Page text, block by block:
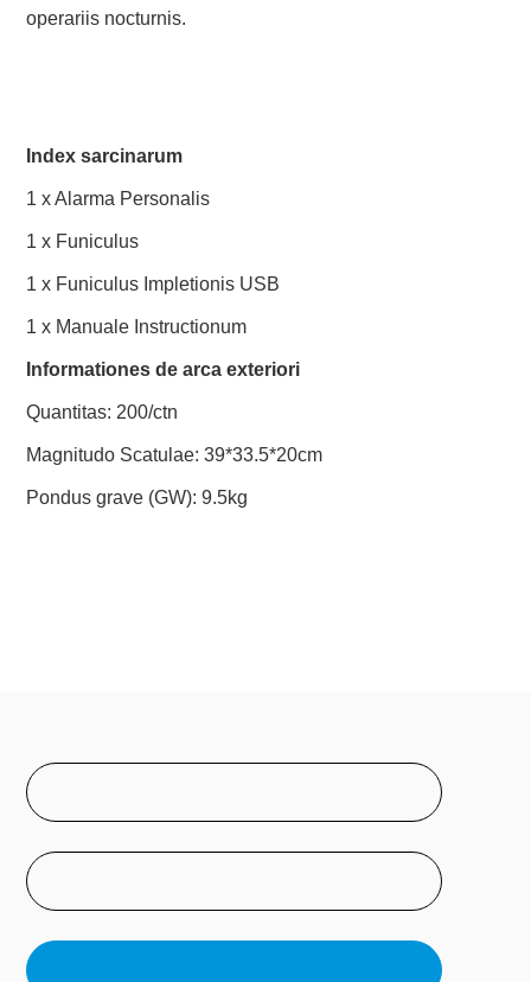
operariis nocturnis.
Index sarcinarum
1 x Alarma Personalis
1 x Funiculus
1 x Funiculus Impletionis USB
1 x Manuale Instructionum
Informationes de arca exteriori
Quantitas: 200/ctn
Magnitudo Scatulae: 39*33.5*20cm
Pondus grave (GW): 9.5kg